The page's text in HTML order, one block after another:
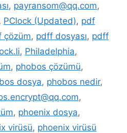
, payransom@qq.com,
PClock (Updated), pdf
çözüm, pdff dosyası, pdff
, Philadelphia,
, phobos çözümü,
dosya, phobos nedir,
,
, phoenix dosya,
virüsü, phoenix virüsü